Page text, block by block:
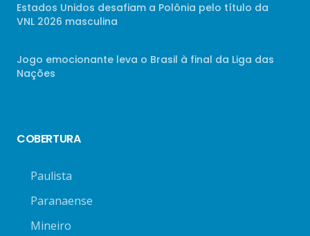
Estados Unidos desafiam a Polônia pelo título da
VNL 2026 masculina
Jogo emocionante leva o Brasil à final da Liga das
Nações
COBERTURA
Paulista
Paranaense
Mineiro